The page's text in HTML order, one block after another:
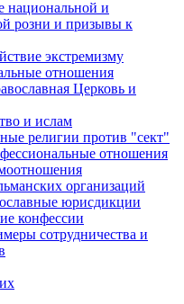
национальной и
розни и призывы к
экстремизму
отношения
Церковь и
и ислам
религии против "сект"
отношения
организаций
юрисдикции
конфессии
сотрудничества и